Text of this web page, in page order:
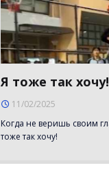
Я тоже так хочу!
11/02/2025
Когда не веришь своим
тоже так хочу!